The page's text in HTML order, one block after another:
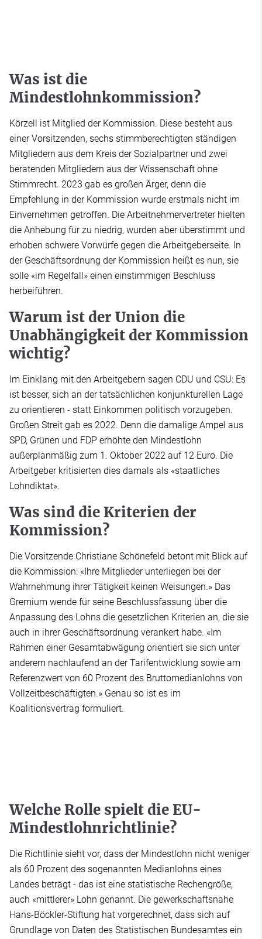
Was ist die
Mindestlohnkommission?
Körzell ist Mitglied der Kommission. Diese besteht aus
einer Vorsitzenden, sechs stimmberechtigten ständigen
Mitgliedern aus dem Kreis der Sozialpartner und zwei
beratenden Mitgliedern aus der Wissenschaft ohne
Stimmrecht. 2023 gab es großen Ärger, denn die
Empfehlung in der Kommission wurde erstmals nicht im
Einvernehmen getroffen. Die Arbeitnehmervertreter hielten
die Anhebung für zu niedrig, wurden aber überstimmt und
erhoben schwere Vorwürfe gegen die Arbeitgeberseite. In
der Geschäftsordnung der Kommission heißt es nun, sie
solle «im Regelfall» einen einstimmigen Beschluss
herbeiführen.
Warum ist der Union die
Unabhängigkeit der Kommission
wichtig?
Im Einklang mit den Arbeitgebern sagen CDU und CSU: Es
ist besser, sich an der tatsächlichen konjunkturellen Lage
zu orientieren - statt Einkommen politisch vorzugeben.
Großen Streit gab es 2022. Denn die damalige Ampel aus
SPD, Grünen und FDP erhöhte den Mindestlohn
außerplanmäßig zum 1. Oktober 2022 auf 12 Euro. Die
Arbeitgeber kritisierten dies damals als «staatliches
Lohndiktat».
Was sind die Kriterien der
Kommission?
Die Vorsitzende Christiane Schönefeld betont mit Blick auf
die Kommission: «Ihre Mitglieder unterliegen bei der
Wahrnehmung ihrer Tätigkeit keinen Weisungen.» Das
Gremium wende für seine Beschlussfassung über die
Anpassung des Lohns die gesetzlichen Kriterien an, die sie
auch in ihrer Geschäftsordnung verankert habe. «Im
Rahmen einer Gesamtabwägung orientiert sie sich unter
anderem nachlaufend an der Tarifentwicklung sowie am
Referenzwert von 60 Prozent des Bruttomedianlohns von
Vollzeitbeschäftigten.» Genau so ist es im
Koalitionsvertrag formuliert.
Welche Rolle spielt die EU-
Mindestlohnrichtlinie?
Die Richtlinie sieht vor, dass der Mindestlohn nicht weniger
als 60 Prozent des sogenannten Medianlohns eines
Landes beträgt - das ist eine statistische Rechengröße,
auch «mittlerer» Lohn genannt. Die gewerkschaftsnahe
Hans-Böckler-Stiftung hat vorgerechnet, dass sich auf
Grundlage von Daten des Statistischen Bundesamtes ein